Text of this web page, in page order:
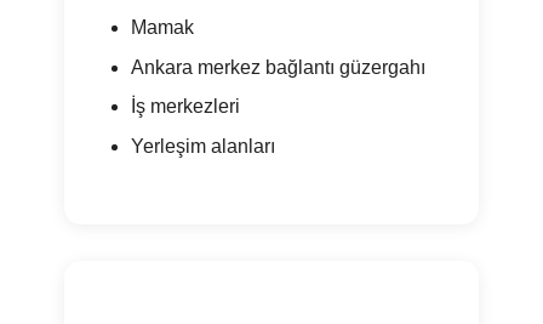
Mamak
Ankara merkez bağlantı güzergahı
İş merkezleri
Yerleşim alanları